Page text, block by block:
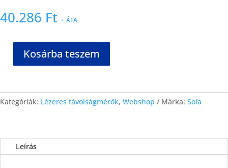
40.286 Ft + ÁFA
Kosárba teszem
Kategóriák: Lézeres távolságmérők, Webshop Márka: Sola
Leírás